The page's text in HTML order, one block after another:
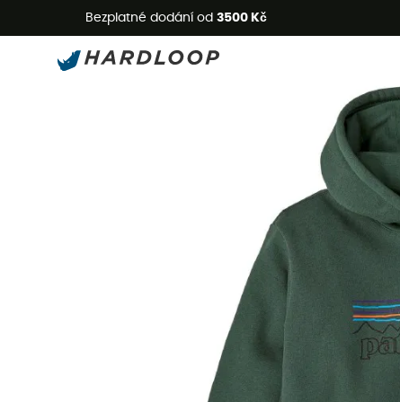
Bezplatné dodání od 3500 Kč